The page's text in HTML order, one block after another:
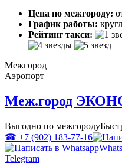
Цена по межгороду:
График работы:
Рейтинг такси:
Межгород
Аэропорт
Меж.город
Выгодно по межгороду
☎ +7 (902) 183-77-16
Telegram